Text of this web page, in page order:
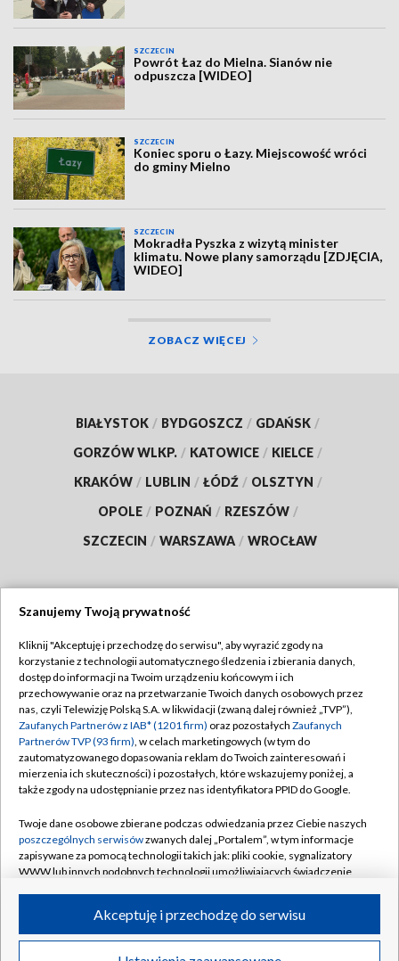
SZCZECIN
Powrót Łaz do Mielna. Sianów nie
odpuszcza [WIDEO]
SZCZECIN
Koniec sporu o Łazy. Miejscowość wróci
do gminy Mielno
SZCZECIN
Mokradła Pyszka z wizytą minister
klimatu. Nowe plany samorządu [ZDJĘCIA,
WIDEO]
ZOBACZ WIĘCEJ
BIAŁYSTOK / BYDGOSZCZ / GDAŃSK /
GORZÓW WLKP. / KATOWICE / KIELCE /
KRAKÓW / LUBLIN / ŁÓDŹ / OLSZTYN /
OPOLE / POZNAŃ / RZESZÓW /
SZCZECIN / WARSZAWA / WROCŁAW
TVP
Abonament TVP
Emisja w TVP
Centrum informacji TVP
Naziemna Telewizja Cyfrowa
Rada Programowa
System NOS
Informacje o nadawcy
Program dla prasy
Regulamin TVP
Polityka prywatności
Moje zgody
Pomoc
Kontakt
Kanały
©2026 Telewizja Polska S.A. w likwidacji
Szanujemy Twoją prywatność
Kliknij "Akceptuję i przechodzę do serwisu", aby wyrazić zgody na
korzystanie z technologii automatycznego śledzenia i zbierania danych,
dostęp do informacji na Twoim urządzeniu końcowym i ich
przechowywanie oraz na przetwarzanie Twoich danych osobowych przez
nas, czyli Telewizję Polską S.A. w likwidacji (zwaną dalej również „TVP”),
Zaufanych Partnerów z IAB* (1201 firm) oraz pozostałych Zaufanych
Partnerów TVP (93 firm), w celach marketingowych (w tym do
zautomatyzowanego dopasowania reklam do Twoich zainteresowań i
mierzenia ich skuteczności) i pozostałych, które wskazujemy poniżej, a
także zgody na udostępnianie przez nas identyfikatora PPID do Google.
Twoje dane osobowe zbierane podczas odwiedzania przez Ciebie naszych
poszczególnych serwisówzwanych dalej „Portalem”, w tym informacje
zapisywane za pomocą technologii takich jak: pliki cookie, sygnalizatory
WWW lub innych podobnych technologii umożliwiających świadczenie
ruchu w Internecie.
Twoje dane osobowe zbierane podczas odwiedzania przez Ciebie
Akceptuję i przechodzę do serwisu